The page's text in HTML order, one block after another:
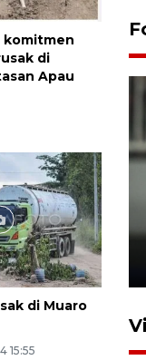
komitmen
di
Apau
di Muaro
15:55
Barat